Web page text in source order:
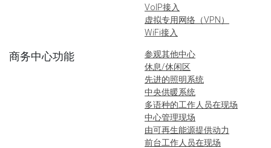
VoIP接入
虚拟专用网络（VPN）
WiFi接入
商务中心功能
参观其他中心
休息/休闲区
先进的照明系统
中央供暖系统
多语种的工作人员在现场
中心管理现场
由可再生能源提供动力
前台工作人员在现场